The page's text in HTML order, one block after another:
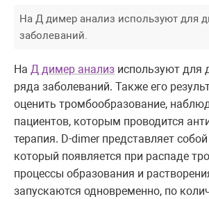
На Д димер анализ используют для
заболеваний.
На Д димер анализ используют для
ряда заболеваний. Также его
оценить тромбообразование,
пациентов, которым проводится
терапия. D-dimer представляет
который появляется при распаде
процессы образования и
запускаются одновременно, по